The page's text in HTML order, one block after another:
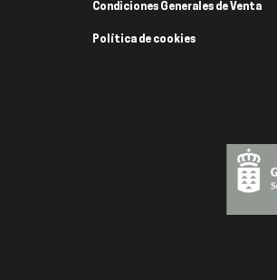
Condiciones Generales de Venta
Política de cookies